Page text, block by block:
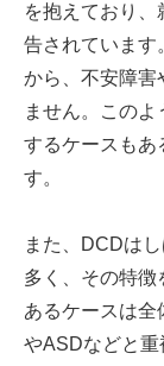
を抱えており
告されています
から、不安障害
ません。この
するケースもあ
す。
また、DCDは
多く、その特
あるケースは
やASDなどと